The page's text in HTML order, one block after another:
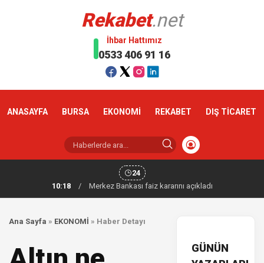
Rekabet.net
İhbar Hattımız
0533 406 91 16
ANASAYFA BURSA EKONOMİ REKABET DIŞ TİCARET
24
10:18
/ Merkez Bankası faiz kararını açıkladı
Ana Sayfa » EKONOMİ » Haber Detayı
GÜNÜN